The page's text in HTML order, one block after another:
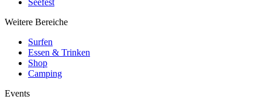
Seefest
Weitere Bereiche
Surfen
Essen & Trinken
Shop
Camping
Events